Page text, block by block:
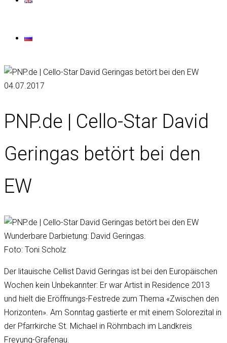
04.07.2017
PNP.de | Cello-Star David
Geringas betört bei den
EW
Wunderbare Darbietung: David Geringas.
Foto: Toni Scholz
Der litauische Cellist David Geringas ist bei den Europäischen
Wochen kein Unbekannter: Er war Artist in Residence 2013
und hielt die Eröffnungs-Festrede zum Thema «Zwischen den
Horizonten». Am Sonntag gastierte er mit einem Solorezital in
der Pfarrkirche St. Michael in Röhrnbach im Landkreis
Freyung-Grafenau.